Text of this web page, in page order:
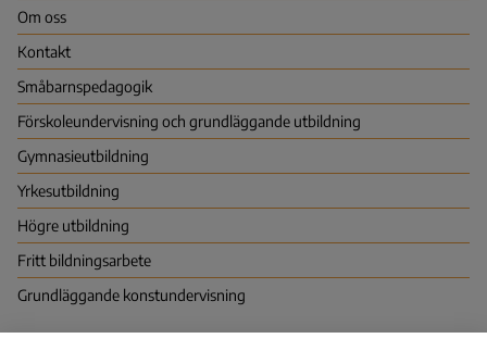
Om oss
Kontakt
Småbarns­pedagogik
Förskoleundervisning och grundläggande utbildning
Gymnasie­utbildning
Yrkes­utbildning
Högre utbildning
Fritt bildningsarbete
Grundläggande konstundervisning